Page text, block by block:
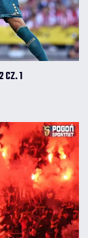
CZ. 1